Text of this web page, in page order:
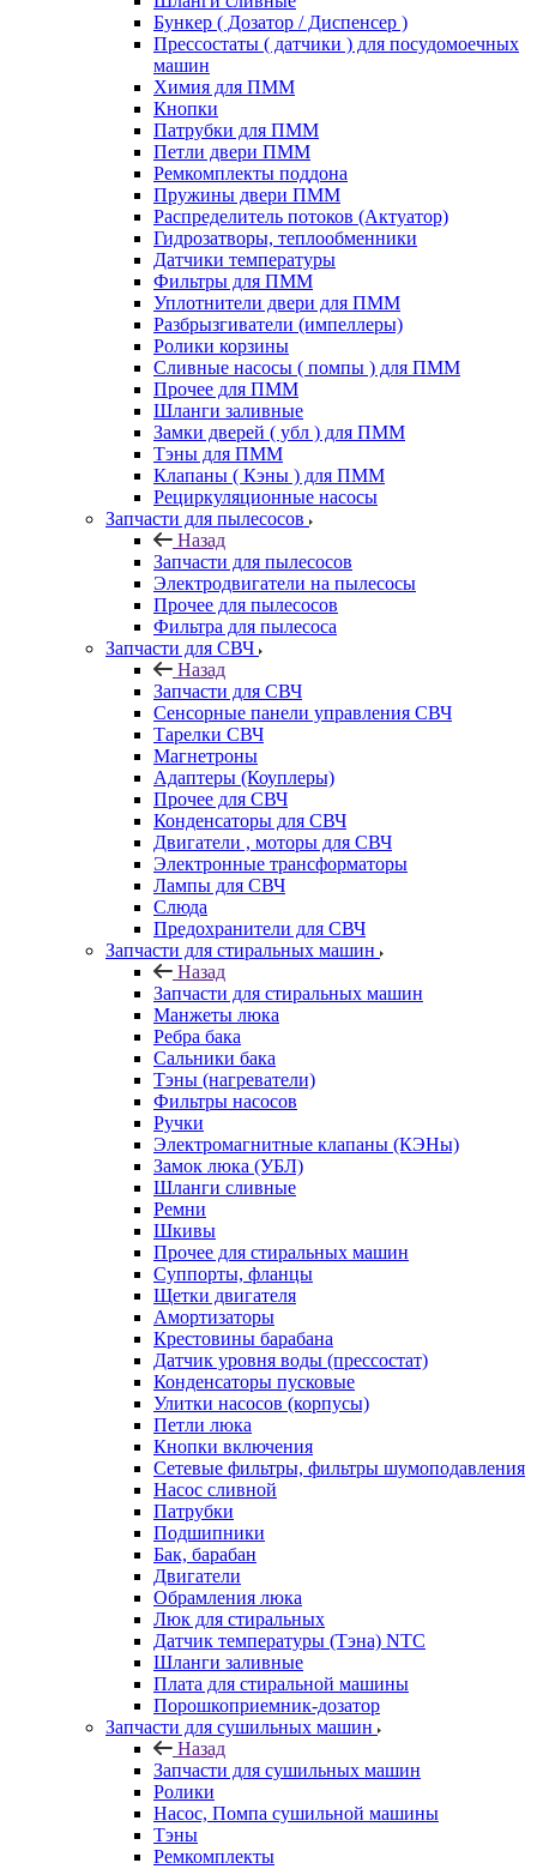
Бункер ( Дозатор / Диспенсер )
Прессостаты ( датчики ) для посудомоечных
машин
Химия для ПММ
Кнопки
Патрубки для ПММ
Петли двери ПММ
Ремкомплекты поддона
Пружины двери ПММ
Распределитель потоков (Актуатор)
Гидрозатворы, теплообменники
Датчики температуры
Фильтры для ПММ
Уплотнители двери для ПММ
Разбрызгиватели (импеллеры)
Ролики корзины
Сливные насосы ( помпы ) для ПММ
Прочее для ПММ
Шланги заливные
Замки дверей ( убл ) для ПММ
Тэны для ПММ
Клапаны ( Кэны ) для ПММ
Рециркуляционные насосы
Запчасти для пылесосов
Назад
Запчасти для пылесосов
Электродвигатели на пылесосы
Прочее для пылесосов
Фильтра для пылесоса
Запчасти для СВЧ
Назад
Запчасти для СВЧ
Сенсорные панели управления СВЧ
Тарелки СВЧ
Магнетроны
Адаптеры (Коуплеры)
Прочее для СВЧ
Конденсаторы для СВЧ
Двигатели , моторы для СВЧ
Электронные трансформаторы
Лампы для СВЧ
Слюда
Предохранители для СВЧ
Запчасти для стиральных машин
Назад
Запчасти для стиральных машин
Манжеты люка
Ребра бака
Сальники бака
Тэны (нагреватели)
Фильтры насосов
Ручки
Электромагнитные клапаны (КЭНы)
Замок люка (УБЛ)
Шланги сливные
Ремни
Шкивы
Прочее для стиральных машин
Суппорты, фланцы
Щетки двигателя
Амортизаторы
Крестовины барабана
Датчик уровня воды (прессостат)
Конденсаторы пусковые
Улитки насосов (корпусы)
Петли люка
Кнопки включения
Сетевые фильтры, фильтры шумоподавления
Насос сливной
Патрубки
Подшипники
Бак, барабан
Двигатели
Обрамления люка
Люк для стиральных
Датчик температуры (Тэна) NTC
Шланги заливные
Плата для стиральной машины
Порошкоприемник-дозатор
Запчасти для сушильных машин
Назад
Запчасти для сушильных машин
Ролики
Насос, Помпа сушильной машины
Тэны
Ремкомплекты